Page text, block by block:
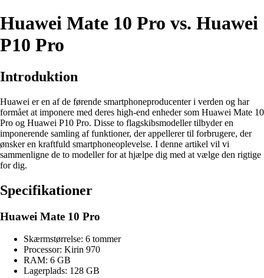
Huawei Mate 10 Pro vs. Huawei
P10 Pro
Introduktion
Huawei er en af de førende smartphoneproducenter i verden og har
formået at imponere med deres high-end enheder som Huawei Mate 10
Pro og Huawei P10 Pro. Disse to flagskibsmodeller tilbyder en
imponerende samling af funktioner, der appellerer til forbrugere, der
ønsker en kraftfuld smartphoneoplevelse. I denne artikel vil vi
sammenligne de to modeller for at hjælpe dig med at vælge den rigtige
for dig.
Specifikationer
Huawei Mate 10 Pro
Skærmstørrelse: 6 tommer
Processor: Kirin 970
RAM: 6 GB
Lagerplads: 128 GB